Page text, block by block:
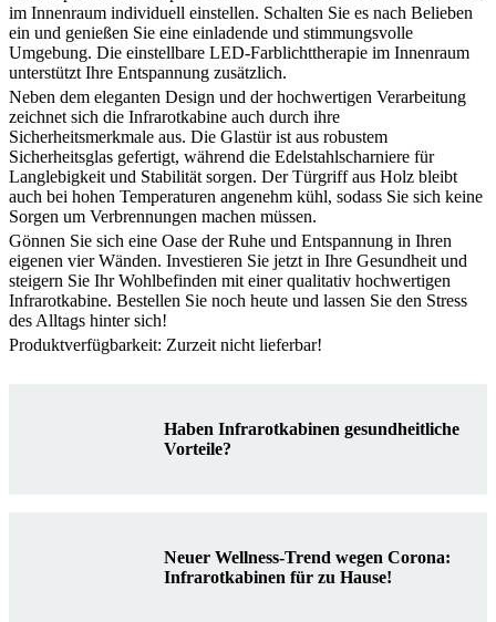
im Innenraum individuell einstellen. Schalten Sie es nach Belieben
ein und genießen Sie eine einladende und stimmungsvolle
Umgebung. Die einstellbare LED-Farblichttherapie im Innenraum
unterstützt Ihre Entspannung zusätzlich.
Neben dem eleganten Design und der hochwertigen Verarbeitung
zeichnet sich die Infrarotkabine auch durch ihre
Sicherheitsmerkmale aus. Die Glastür ist aus robustem
Sicherheitsglas gefertigt, während die Edelstahlscharniere für
Langlebigkeit und Stabilität sorgen. Der Türgriff aus Holz bleibt
auch bei hohen Temperaturen angenehm kühl, sodass Sie sich keine
Sorgen um Verbrennungen machen müssen.
Gönnen Sie sich eine Oase der Ruhe und Entspannung in Ihren
eigenen vier Wänden. Investieren Sie jetzt in Ihre Gesundheit und
steigern Sie Ihr Wohlbefinden mit einer qualitativ hochwertigen
Infrarotkabine. Bestellen Sie noch heute und lassen Sie den Stress
des Alltags hinter sich!
Produktverfügbarkeit: Zurzeit nicht lieferbar!
Haben Infrarotkabinen gesundheitliche
Vorteile?
Neuer Wellness-Trend wegen Corona:
Infrarotkabinen für zu Hause!